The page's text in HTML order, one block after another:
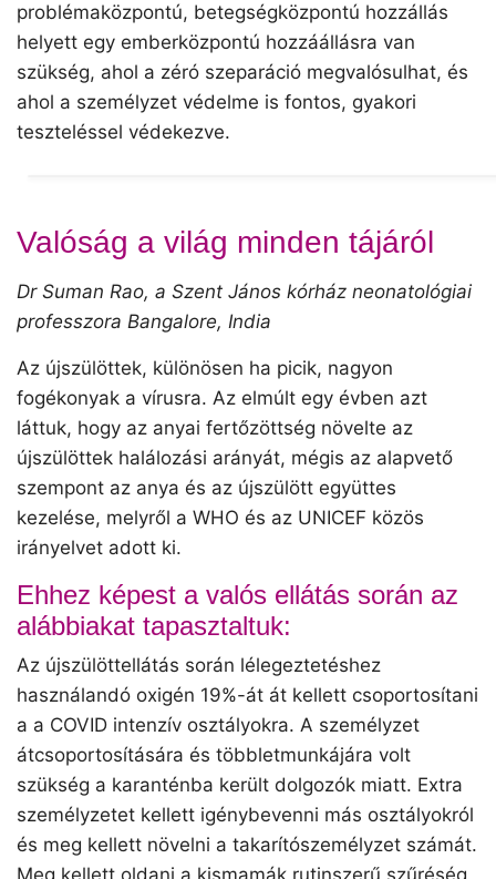
problémaközpontú, betegségközpontú hozzállás
helyett egy emberközpontú hozzáállásra van
szükség, ahol a zéró szeparáció megvalósulhat, és
ahol a személyzet védelme is fontos, gyakori
teszteléssel védekezve.
Valóság a világ minden tájáról
Dr Suman Rao, a Szent János kórház neonatológiai
professzora Bangalore, India
Az újszülöttek, különösen ha picik, nagyon
fogékonyak a vírusra. Az elmúlt egy évben azt
láttuk, hogy az anyai fertőzöttség növelte az
újszülöttek halálozási arányát, mégis az alapvető
szempont az anya és az újszülött együttes
kezelése, melyről a WHO és az UNICEF közös
irányelvet adott ki.
Ehhez képest a valós ellátás során az
alábbiakat tapasztaltuk:
Az újszülöttellátás során lélegeztetéshez
használandó oxigén 19%-át át kellett csoportosítani
a a COVID intenzív osztályokra. A személyzet
átcsoportosítására és többletmunkájára volt
szükség a karanténba került dolgozók miatt. Extra
személyzetet kellett igénybevenni más osztályokról
és meg kellett növelni a takarítószemélyzet számát.
Meg kellett oldani a kismamák rutinszerű szűréség